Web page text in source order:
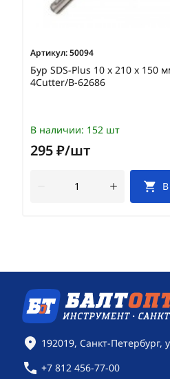
Артикул:50094
Бур SDS-Plus 10 х 210 х 150
4Cutter/B-62686
В наличии: 152 шт
295 ₽/шт
Контактная
192019, Санкт-Петербург,
+7 812 456-77-00